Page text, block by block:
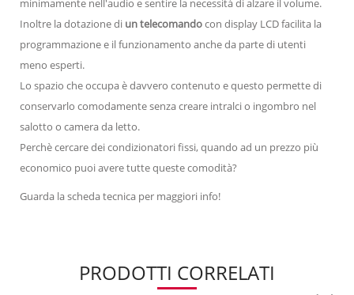
minimamente nell'audio e sentire la necessità di alzare il volume.
Inoltre la dotazione di un telecomandocon display LCD facilita la
programmazione e il funzionamento anche da parte di utenti
meno esperti.
Lo spazio che occupa è davvero contenuto e questo permette di
conservarlo comodamente senza creare intralci o ingombro nel
salotto o camera da letto.
Perchè cercare dei condizionatori fissi, quando ad un prezzo più
economico puoi avere tutte queste comodità?
Guarda la scheda tecnica per maggiori info!
PRODOTTI CORRELATI